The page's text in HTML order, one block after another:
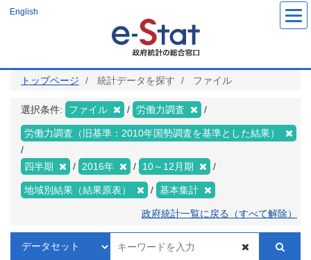
ツ
English
トップページ 統計データを探す ファイル
選択条件: ファイル 労働力調査
労働力調査（旧基準：2010年国勢調査を基準とした結果）
四半期 2016年 10～12月期
地域別結果（結果原表） 基本集計
政府統計一覧に戻る（すべて解除）